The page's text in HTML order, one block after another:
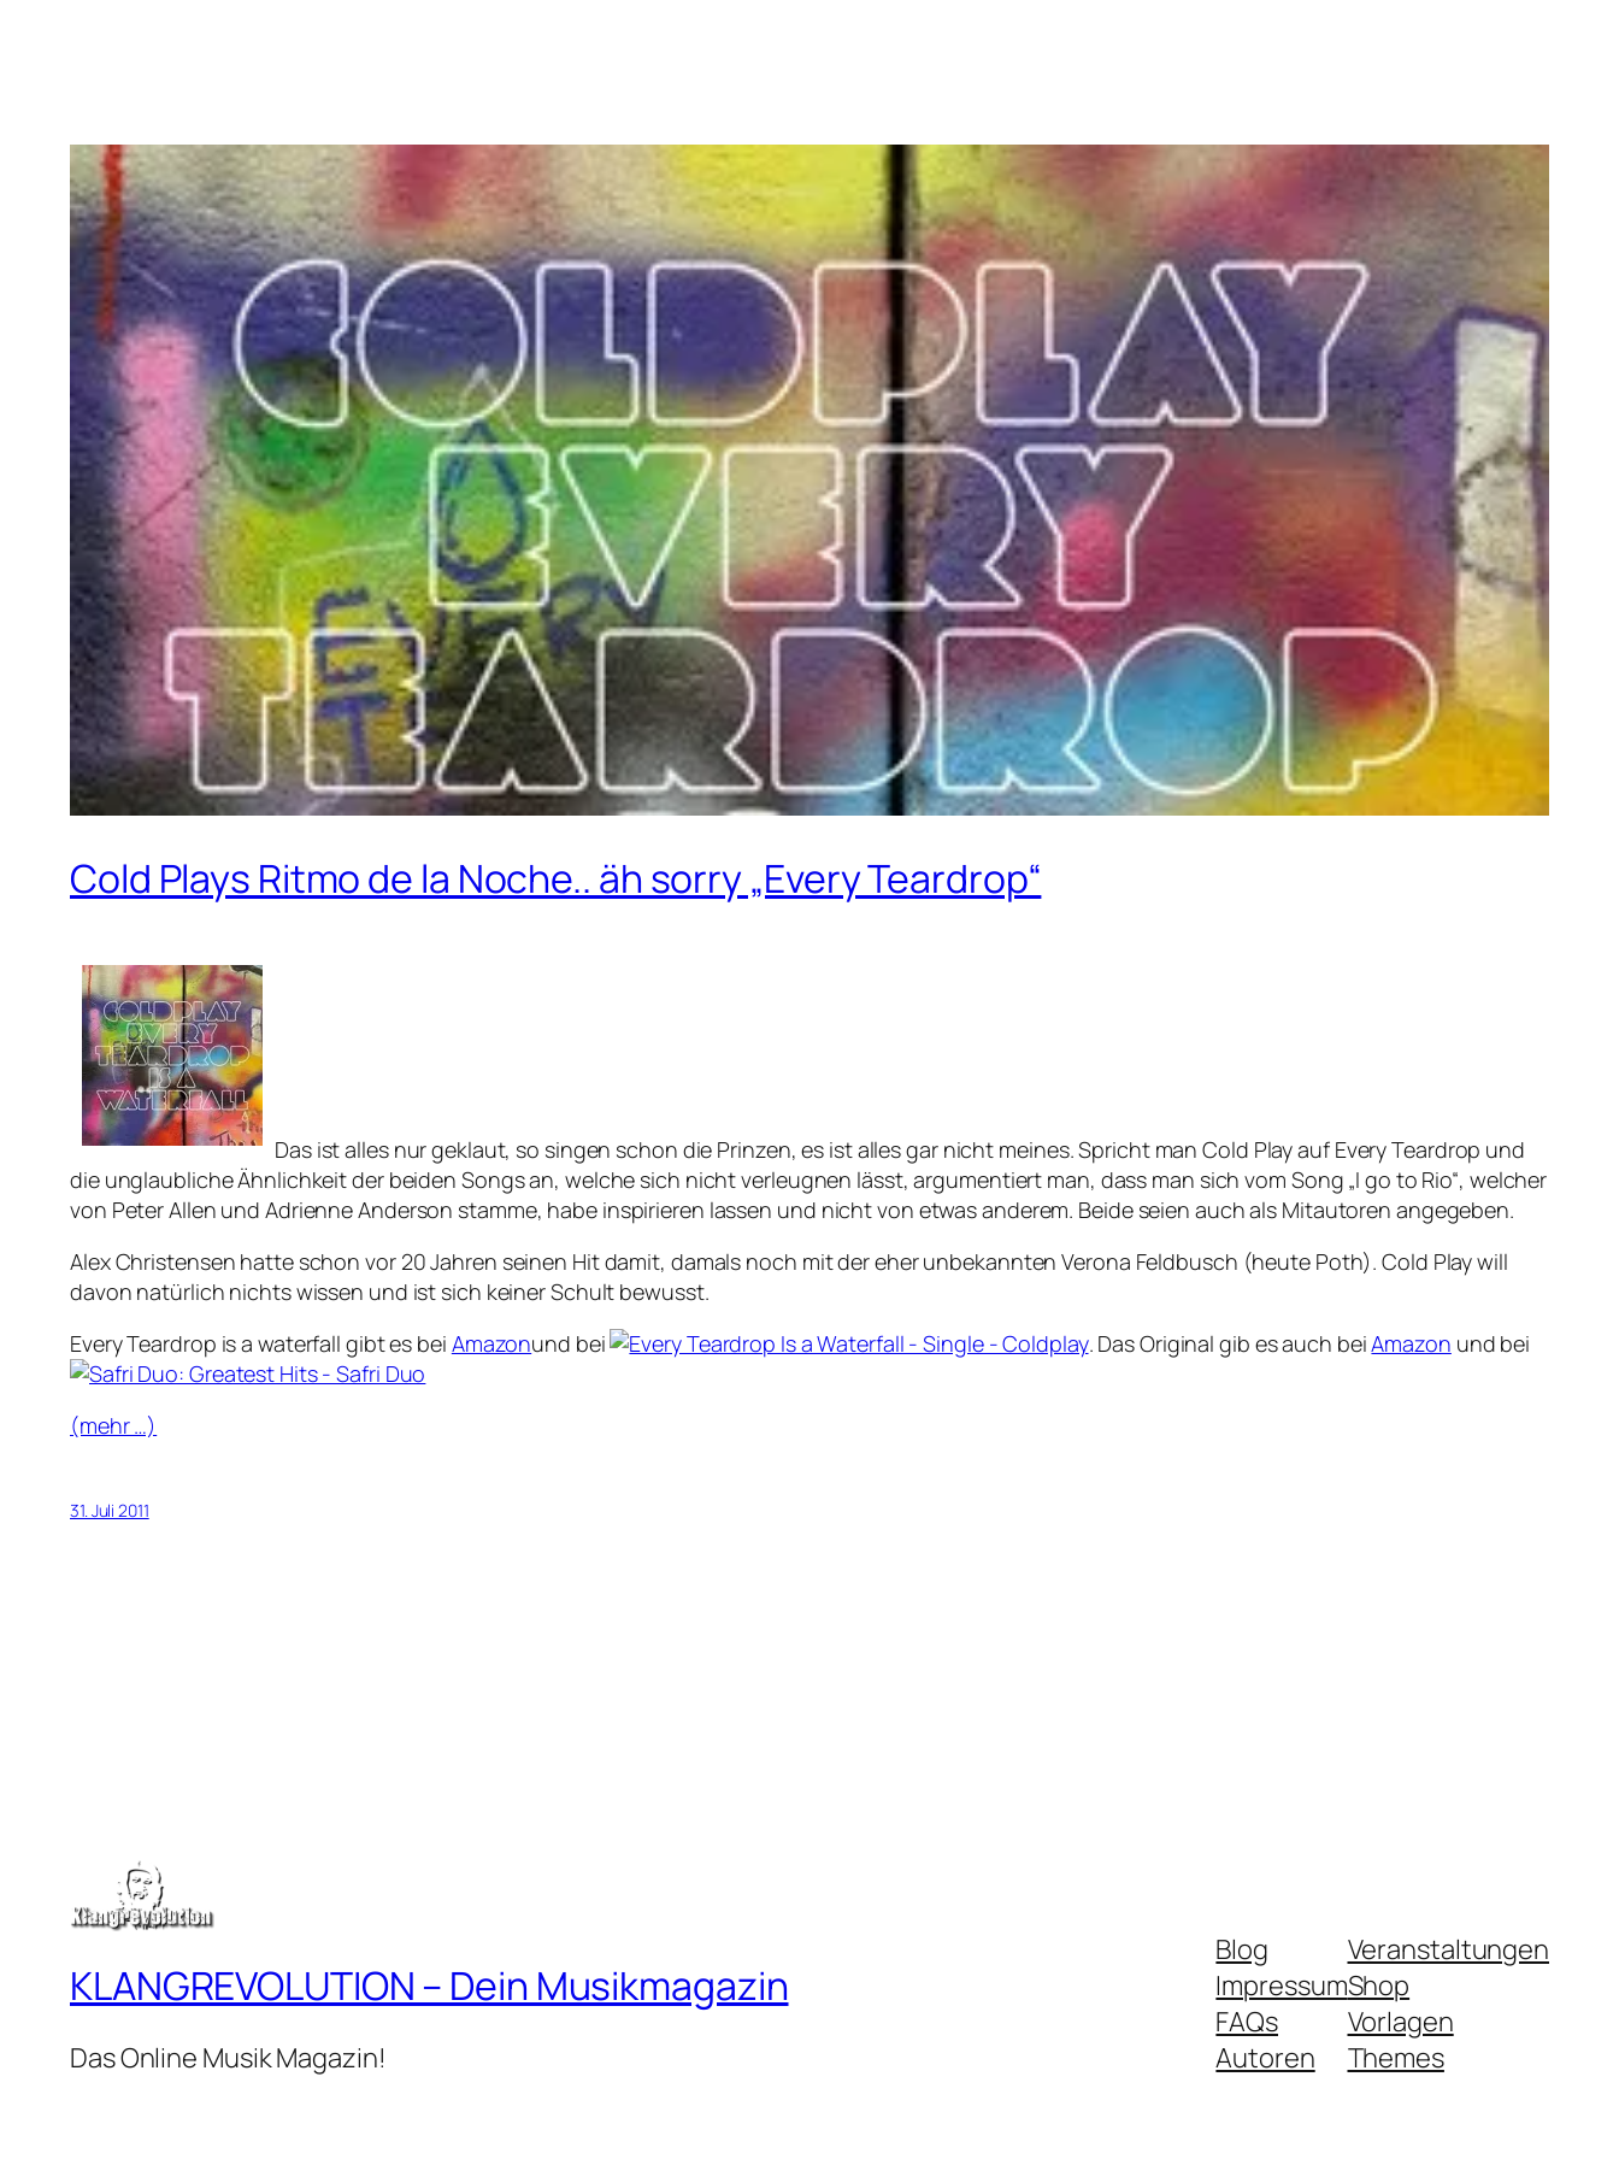
Cold Plays Ritmo de la Noche.. äh sorry „Every Teardrop“
Das ist alles nur geklaut, so singen schon die Prinzen, es ist alles gar nicht meines. Spricht man Cold Play auf Every Teardrop und
die unglaubliche Ähnlichkeit der beiden Songs an, welche sich nicht verleugnen lässt, argumentiert man, dass man sich vom Song „I go to Rio“, welcher
von Peter Allen und Adrienne Anderson stamme, habe inspirieren lassen und nicht von etwas anderem. Beide seien auch als Mitautoren angegeben.
Alex Christensen hatte schon vor 20 Jahren seinen Hit damit, damals noch mit der eher unbekannten Verona Feldbusch (heute Poth). Cold Play will
davon natürlich nichts wissen und ist sich keiner Schult bewusst.
Every Teardrop is a waterfall gibt es bei Amazonund bei . Das Original gib es auch beiAmazon und bei
(mehr …)
31. Juli 2011
KLANGREVOLUTION – Dein Musikmagazin
Das Online Musik Magazin!
Blog
Impressum
FAQs
Autoren
Veranstaltungen
Shop
Vorlagen
Themes